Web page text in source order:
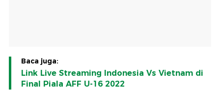
Baca juga:
Link Live Streaming Indonesia Vs Vietnam di
Final Piala AFF U-16 2022